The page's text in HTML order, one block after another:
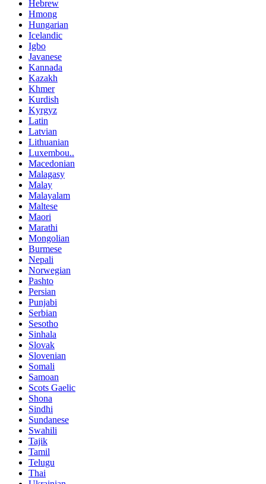
Hebrew
Hmong
Hungarian
Icelandic
Igbo
Javanese
Kannada
Kazakh
Khmer
Kurdish
Kyrgyz
Latin
Latvian
Lithuanian
Luxembou..
Macedonian
Malagasy
Malay
Malayalam
Maltese
Maori
Marathi
Mongolian
Burmese
Nepali
Norwegian
Pashto
Persian
Punjabi
Serbian
Sesotho
Sinhala
Slovak
Slovenian
Somali
Samoan
Scots Gaelic
Shona
Sindhi
Sundanese
Swahili
Tajik
Tamil
Telugu
Thai